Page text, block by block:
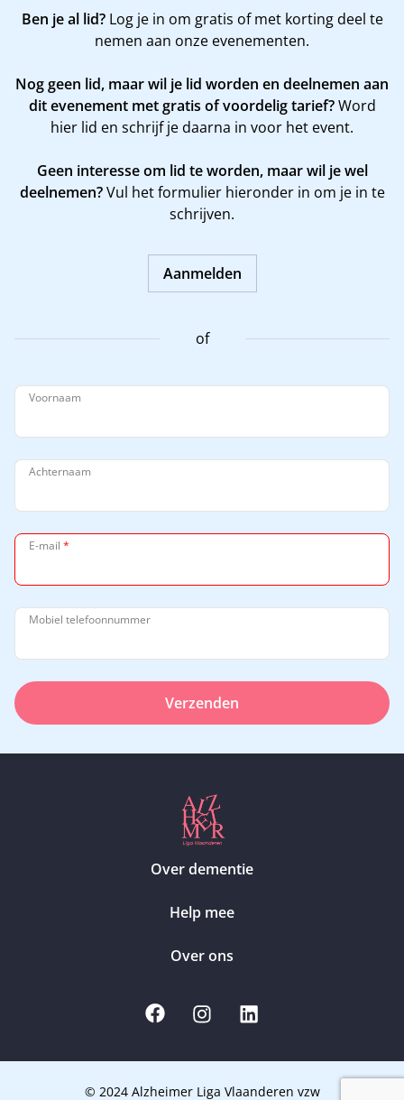
Ben je al lid?Log je in om gratis of met korting deel te
nemen aan onze evenementen.
Nog geen lid, maar wil je lid worden en deelnemen aan
dit evenement met gratis of voordelig tarief?Word
hier lid en schrijf je daarna in voor het event.
Geen interesse om lid te worden, maar wil je wel
deelnemen?Vul het formulier hieronder in om je in te
schrijven.
Aanmelden
of
Voornaam
Achternaam
E-mail *
Mobiel telefoonnummer
Verzenden
Over dementie
Help mee
Over ons
© 2024 Alzheimer Liga Vlaanderen vzw